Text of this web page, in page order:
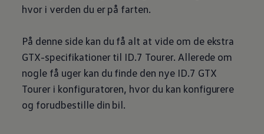
hvor i verden du er på farten.
På denne side kan du få alt at vide om de ekstra
GTX-specifikationer til ID.7 Tourer. Allerede om
nogle få uger kan du finde den nye ID.7 GTX
Tourer i konfiguratoren, hvor du kan konfigurere
og forudbestille din bil.